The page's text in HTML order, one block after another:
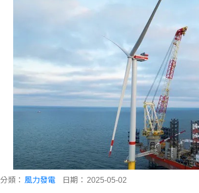
分類： 風力發電 日期： 2025-05-02